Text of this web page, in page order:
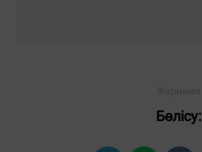
Бөлісу: